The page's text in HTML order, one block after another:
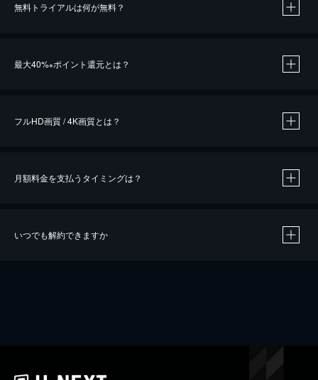
無料トライアルは何が無料？
最大40%※ポイント還元とは？
※40％ポイント還元の対象は、クレジットカード決済による作品の購入 / レンタルです。
iOSアプリのUコイン決済による作品の購入 / レンタルは、20％のポイント還元です。
フルHD画質 / 4K画質とは？
月額料金を支払うタイミングは？
いつでも解約できますか